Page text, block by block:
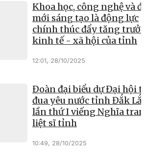
Khoa học, công nghệ và
mới sáng tạo là động lực
chính thúc đẩy tăng
kinh tế - xã hội của tỉnh
12:01, 28/10/2025
Đoàn đại biểu dự Đại hội
đua yêu nước tỉnh Đắk
lần thứ I viếng Nghĩa
liệt sĩ tỉnh
10:49, 28/10/2025